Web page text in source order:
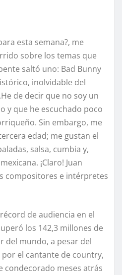
esta semana?, me
sobre los temas que
saltó uno: Bad Bunny
inolvidable del
de decir que no soy un
y que he escuchado poco
Sin embargo, me
edad; me gustan el
salsa, cumbia y,
¡Claro! Juan
compositores e intérpretes
de audiencia en el
los 142,3 millones de
del mundo, a pesar del
el cantante de country,
condecorado meses atrás